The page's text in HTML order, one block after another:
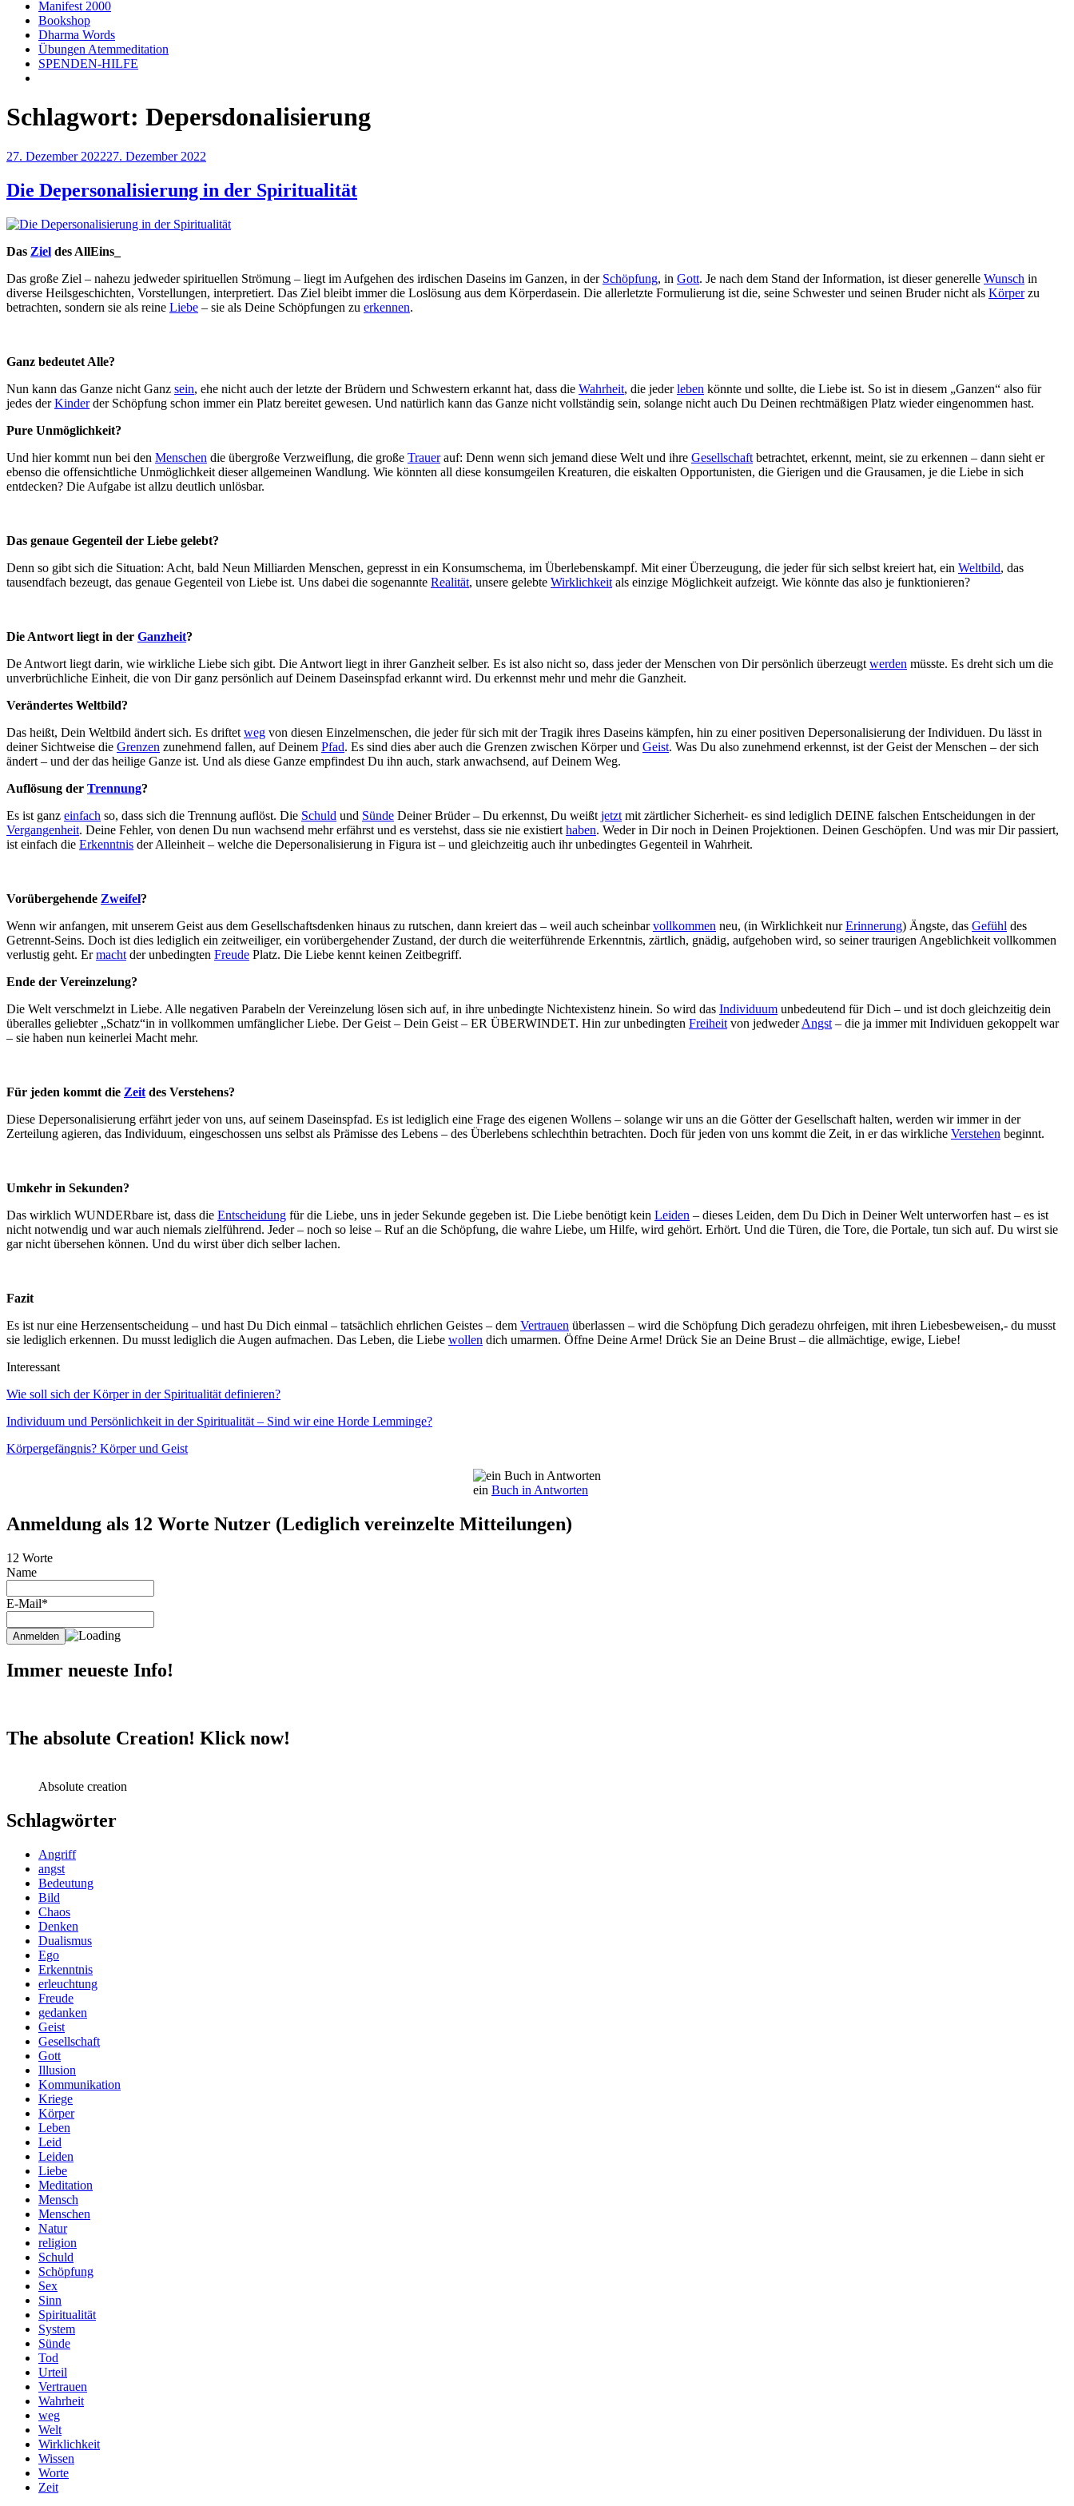
Manifest 2000
Bookshop
Dharma Words
Übungen Atemmeditation
SPENDEN-HILFE
Schlagwort: Depersdonalisierung
Veröffentlicht
27. Dezember 202227. Dezember 2022
Die Depersonalisierung in der Spiritualität
Das Ziel des AllEins_
Das große Ziel – nahezu jedweder spirituellen Strömung – liegt im Aufgehen des irdischen Daseins im Ganzen, in der Schöpfung, in Gott. Je nach dem Stand der Information, ist dieser generelle Wunsch in
diverse Heilsgeschichten, Vorstellungen, interpretiert. Das Ziel bleibt immer die Loslösung aus dem Körperdasein. Die allerletzte Formulierung ist die, seine Schwester und seinen Bruder nicht als Körperzu
betrachten, sondern sie als reine Liebe – sie als Deine Schöpfungen zu erkennen.
Ganz bedeutet Alle?
Nun kann das Ganze nicht Ganz sein, ehe nicht auch der letzte der Brüdern und Schwestern erkannt hat, dass die Wahrheit, die jederleben könnte und sollte, die Liebe ist. So ist in diesem „Ganzen“ also für
jedes derKinderder Schöpfung schon immer ein Platz bereitet gewesen. Und natürlich kann das Ganze nicht vollständig sein, solange nicht auch Du Deinen rechtmäßigen Platz wieder eingenommen hast.
Pure Unmöglichkeit?
Und hier kommt nun bei den Menschen die übergroße Verzweiflung, die große Trauerauf: Denn wenn sich jemand diese Welt und ihre Gesellschaft betrachtet, erkennt, meint, sie zu erkennen – dann sieht er
ebenso die offensichtliche Unmöglichkeit dieser allgemeinen Wandlung. Wie könnten all diese konsumgeilen Kreaturen, die eiskalten Opportunisten, die Gierigen und die Grausamen, je die Liebe in sich
entdecken? Die Aufgabe ist allzu deutlich unlösbar.
Das genaue Gegenteil der Liebe gelebt?
Denn so gibt sich die Situation: Acht, bald Neun Milliarden Menschen, gepresst in ein Konsumschema, im Überlebenskampf. Mit einer Überzeugung, die jeder für sich selbst kreiert hat, ein Weltbild, das
tausendfach bezeugt, das genaue Gegenteil von Liebe ist. Uns dabei die sogenannte Realität, unsere gelebte Wirklichkeit als einzige Möglichkeit aufzeigt. Wie könnte das also je funktionieren?
Die Antwort liegt in der Ganzheit?
De Antwort liegt darin, wie wirkliche Liebe sich gibt. Die Antwort liegt in ihrer Ganzheit selber. Es ist also nicht so, dass jeder der Menschen von Dir persönlich überzeugt werden müsste. Es dreht sich um die
unverbrüchliche Einheit, die von Dir ganz persönlich auf Deinem Daseinspfad erkannt wird. Du erkennst mehr und mehr die Ganzheit.
Verändertes Weltbild?
Das heißt, Dein Weltbild ändert sich. Es driftet weg von diesen Einzelmenschen, die jeder für sich mit der Tragik ihres Daseins kämpfen, hin zu einer positiven Depersonalisierung der Individuen. Du lässt in
deiner Sichtweise die Grenzen zunehmend fallen, auf Deinem Pfad. Es sind dies aber auch die Grenzen zwischen Körper und Geist. Was Du also zunehmend erkennst, ist der Geist der Menschen – der sich
ändert – und der das heilige Ganze ist. Und als diese Ganze empfindest Du ihn auch, stark anwachsend, auf Deinem Weg.
Auflösung der Trennung?
Es ist ganz einfach so, dass sich die Trennung auflöst. Die Schuld und Sünde Deiner Brüder – Du erkennst, Du weißt jetzt mit zärtlicher Sicherheit- es sind lediglich DEINE falschen Entscheidungen in der
Vergangenheit. Deine Fehler, von denen Du nun wachsend mehr erfährst und es verstehst, dass sie nie existiert haben. Weder in Dir noch in Deinen Projektionen. Deinen Geschöpfen. Und was mir Dir passiert,
ist einfach die Erkenntnis der Alleinheit – welche die Depersonalisierung in Figura ist – und gleichzeitig auch ihr unbedingtes Gegenteil in Wahrheit.
Vorübergehende Zweifel?
Wenn wir anfangen, mit unserem Geist aus dem Gesellschaftsdenken hinaus zu rutschen, dann kreiert das – weil auch scheinbarvollkommen neu, (in Wirklichkeit nurErinnerung) Ängste, das Gefühl des
Getrennt-Seins. Doch ist dies lediglich ein zeitweiliger, ein vorübergehender Zustand, der durch die weiterführende Erkenntnis, zärtlich, gnädig, aufgehoben wird, so seiner traurigen Angeblichkeit vollkommen
verlustig geht. Ermacht der unbedingten Freude Platz. Die Liebe kennt keinen Zeitbegriff.
Ende der Vereinzelung?
Die Welt verschmelzt in Liebe. Alle negativen Parabeln der Vereinzelung lösen sich auf, in ihre unbedingte Nichtexistenz hinein. So wird das Individuum unbedeutend für Dich – und ist doch gleichzeitig dein
überalles geliebter „Schatz“in in vollkommen umfänglicher Liebe. Der Geist – Dein Geist – ER ÜBERWINDET. Hin zur unbedingten Freiheit von jedwederAngst – die ja immer mit Individuen gekoppelt war
– sie haben nun keinerlei Macht mehr.
Für jeden kommt die Zeit des Verstehens?
Diese Depersonalisierung erfährt jeder von uns, auf seinem Daseinspfad. Es ist lediglich eine Frage des eigenen Wollens – solange wir uns an die Götter der Gesellschaft halten, werden wir immer in der
Zerteilung agieren, das Individuum, eingeschossen uns selbst als Prämisse des Lebens – des Überlebens schlechthin betrachten. Doch für jeden von uns kommt die Zeit, in er das wirkliche Verstehen beginnt.
Umkehr in Sekunden?
Das wirklich WUNDERbare ist, dass die Entscheidung für die Liebe, uns in jeder Sekunde gegeben ist. Die Liebe benötigt kein Leiden – dieses Leiden, dem Du Dich in Deiner Welt unterworfen hast – es ist
nicht notwendig und war auch niemals zielführend. Jeder – noch so leise – Ruf an die Schöpfung, die wahre Liebe, um Hilfe, wird gehört. Erhört. Und die Türen, die Tore, die Portale, tun sich auf. Du wirst sie
gar nicht übersehen können. Und du wirst über dich selber lachen.
Fazit
Es ist nur eine Herzensentscheidung – und hast Du Dich einmal – tatsächlich ehrlichen Geistes – dem Vertrauen überlassen – wird die Schöpfung Dich geradezu ohrfeigen, mit ihren Liebesbeweisen,- du musst
sie lediglich erkennen. Du musst lediglich die Augen aufmachen. Das Leben, die Liebe wollen dich umarmen. Öffne Deine Arme! Drück Sie an Deine Brust – die allmächtige, ewige, Liebe!
Interessant
Wie soll sich der Körper in der Spiritualität definieren?
Individuum und Persönlichkeit in der Spiritualität – Sind wir eine Horde Lemminge?
Körpergefängnis? Körper und Geist
ein Buch in Antworten
Anmeldung als 12 Worte Nutzer (Lediglich vereinzelte Mitteilungen)
12 Worte
Name
E-Mail*
Immer neueste Info!
The absolute Creation! Klick now!
Absolute creation
Schlagwörter
Angriff
angst
Bedeutung
Bild
Chaos
Denken
Dualismus
Ego
Erkenntnis
erleuchtung
Freude
gedanken
Geist
Gesellschaft
Gott
Illusion
Kommunikation
Kriege
Körper
Leben
Leid
Leiden
Liebe
Meditation
Mensch
Menschen
Natur
religion
Schuld
Schöpfung
Sex
Sinn
Spiritualität
System
Sünde
Tod
Urteil
Vertrauen
Wahrheit
weg
Welt
Wirklichkeit
Wissen
Worte
Zeit